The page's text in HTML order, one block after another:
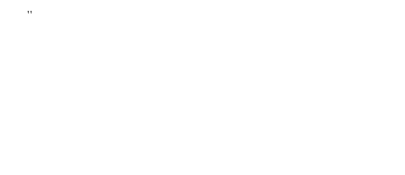
''